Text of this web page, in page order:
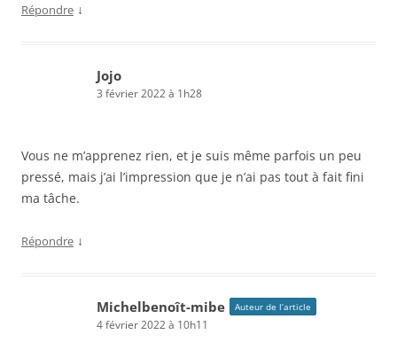
Répondre ↓
Jojo
3 février 2022 à 1h28
Vous ne m’apprenez rien, et je suis même parfois un peu
pressé, mais j’ai l’impression que je n’ai pas tout à fait fini
ma tâche.
Répondre ↓
Michelbenoît-mibe Auteur de l’article
4 février 2022 à 10h11